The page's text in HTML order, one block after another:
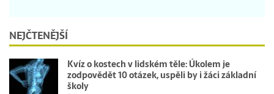
NEJČTENĚJŠÍ
Kvíz o kostech v lidském těle: Úkolem je
zodpovědět 10 otázek, uspěli by i žáci základní
školy